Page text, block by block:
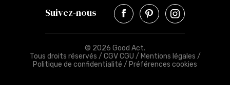
Suivez-nous
© 2026 Good Act.
Tous droits réservés / CGV CGU / Mentions légales /
Politique de confidentialité / Préférences cookies